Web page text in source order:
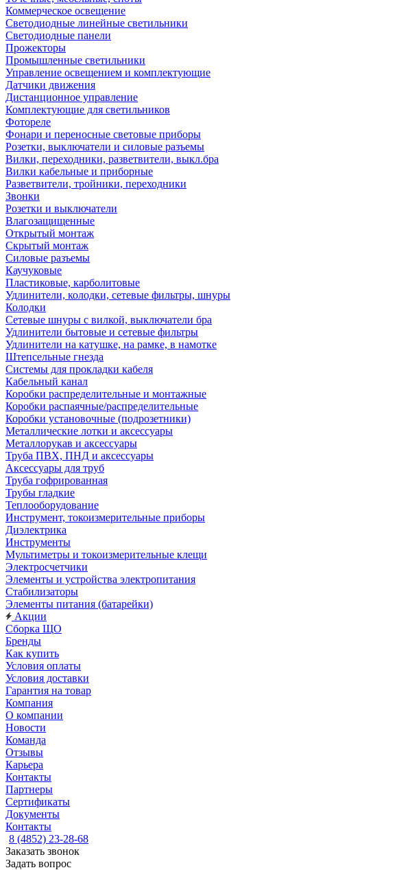
Коммерческое освещение
Светодиодные линейные светильники
Светодиодные панели
Прожекторы
Промышленные светильники
Управление освещением и комплектующие
Датчики движения
Дистанционное управление
Комплектующие для светильников
Фотореле
Фонари и переносные световые приборы
Розетки, выключатели и силовые разъемы
Вилки, переходники, разветвители, выкл.бра
Вилки кабельные и приборные
Разветвители, тройники, переходники
Звонки
Розетки и выключатели
Влагозащищенные
Открытый монтаж
Скрытый монтаж
Силовые разъемы
Каучуковые
Пластиковые, карболитовые
Удлинители, колодки, сетевые фильтры, шнуры
Колодки
Сетевые шнуры с вилкой, выключатели бра
Удлинители бытовые и сетевые фильтры
Удлинители на катушке, на рамке, в намотке
Штепсельные гнезда
Системы для прокладки кабеля
Кабельный канал
Коробки распределительные и монтажные
Коробки распаячные/распределительные
Коробки установочные (подрозетники)
Металлические лотки и аксессуары
Металлорукав и аксессуары
Труба ПВХ, ПНД и аксессуары
Аксессуары для труб
Труба гофрированная
Трубы гладкие
Теплооборудование
Инструмент, токоизмерительные приборы
Диэлектрика
Инструменты
Мультиметры и токоизмерительные клещи
Электросчетчики
Элементы и устройства электропитания
Стабилизаторы
Элементы питания (батарейки)
Акции
Сборка ЩО
Бренды
Как купить
Условия оплаты
Условия доставки
Гарантия на товар
Компания
О компании
Новости
Команда
Отзывы
Карьера
Контакты
Партнеры
Сертификаты
Документы
Контакты
8 (4852) 23-28-68
Заказать звонок
Задать вопрос